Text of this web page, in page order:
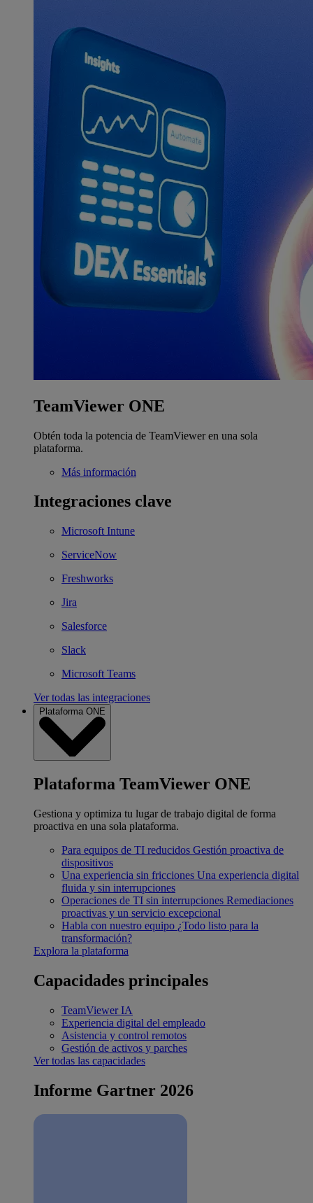
TeamViewer ONE
Obtén toda la potencia de TeamViewer en una sola
plataforma.
Más información
Integraciones clave
Microsoft Intune
ServiceNow
Freshworks
Jira
Salesforce
Slack
Microsoft Teams
Ver todas las integraciones
Plataforma ONE
Plataforma TeamViewer ONE
Gestiona y optimiza tu lugar de trabajo digital de forma
proactiva en una sola plataforma.
Para equipos de TI reducidos Gestión proactiva de
dispositivos
Una experiencia sin fricciones Una experiencia digital
fluida y sin interrupciones
Operaciones de TI sin interrupciones Remediaciones
proactivas y un servicio excepcional
Habla con nuestro equipo ¿Todo listo para la
transformación?
Explora la plataforma
Capacidades principales
TeamViewer IA
Experiencia digital del empleado
Asistencia y control remotos
Gestión de activos y parches
Ver todas las capacidades
Informe Gartner 2026